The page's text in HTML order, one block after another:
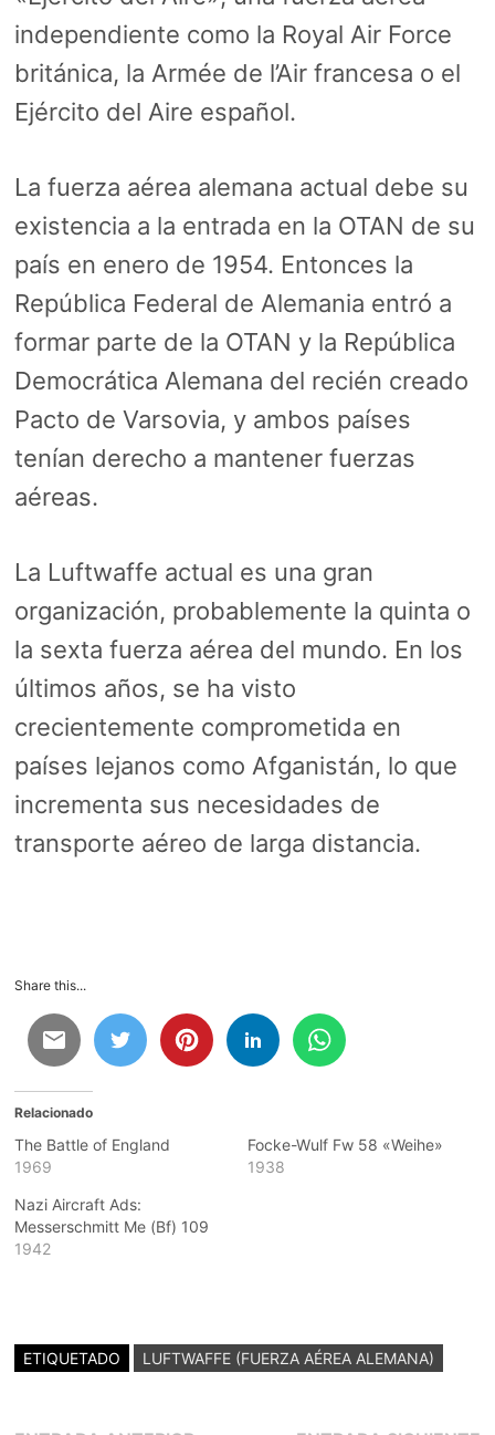
independiente como la Royal Air Force
británica, la Armée de l’Air francesa o el
Ejército del Aire español.
La fuerza aérea alemana actual debe su
existencia a la entrada en la OTAN de su
país en enero de 1954. Entonces la
República Federal de Alemania entró a
formar parte de la OTAN y la República
Democrática Alemana del recién creado
Pacto de Varsovia, y ambos países
tenían derecho a mantener fuerzas
aéreas.
La Luftwaffe actual es una gran
organización, probablemente la quinta o
la sexta fuerza aérea del mundo. En los
últimos años, se ha visto
crecientemente comprometida en
países lejanos como Afganistán, lo que
incrementa sus necesidades de
transporte aéreo de larga distancia.
Share this...
Relacionado
The Battle of England
1969
Focke-Wulf Fw 58 «Weihe»
1938
Nazi Aircraft Ads:
Messerschmitt Me (Bf) 109
1942
ETIQUETADO LUFTWAFFE (FUERZA AÉREA ALEMANA)